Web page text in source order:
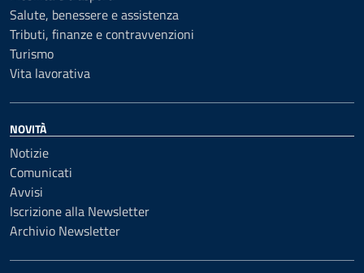
Salute, benessere e assistenza
Tributi, finanze e contravvenzioni
Turismo
Vita lavorativa
NOVITÀ
Notizie
Comunicati
Avvisi
Iscrizione alla Newsletter
Archivio Newsletter